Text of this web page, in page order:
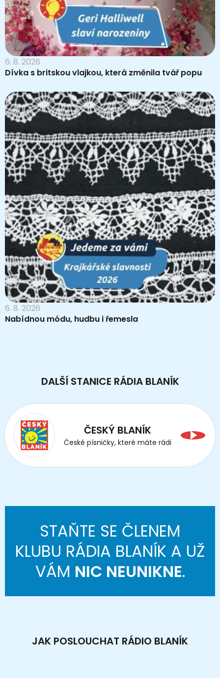
6. 8. 2026
Dívka s britskou vlajkou, která změnila tvář popu
6. 8. 2026
Nabídnou módu, hudbu i řemesla
DALŠÍ STANICE RÁDIA BLANÍK
ČESKÝ BLANÍK
České písničky, které máte rádi
STAŇTE SE ČLENEM
KLUBU RÁDIA BLANÍK A UŽ
VÁM NIC NEUNIKNE.
JAK POSLOUCHAT RÁDIO BLANÍK